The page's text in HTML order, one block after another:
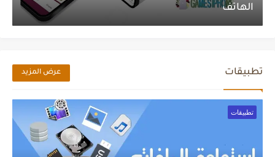
الهاتف
تطبيقات عرض المزيد
تطبيقات